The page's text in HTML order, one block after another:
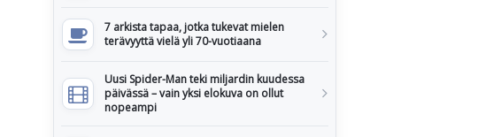
7 arkista tapaa, jotka tukevat mielen
terävyyttä vielä yli 70-vuotiaana
Uusi Spider-Man teki miljardin kuudessa
päivässä – vain yksi elokuva on ollut
nopeampi